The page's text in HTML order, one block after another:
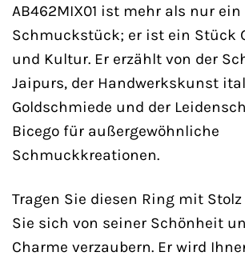
AB462MIX01 ist mehr als nur ein
Schmuckstück; er ist ein Stück
und Kultur. Er erzählt von der
Jaipurs, der Handwerkskunst
Goldschmiede und der
Bicego für außergewöhnliche
Schmuckkreationen.
Tragen Sie diesen Ring mit
Sie sich von seiner Schönheit
Charme verzaubern. Er wird